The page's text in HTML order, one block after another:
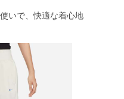
いで、快適な着心地